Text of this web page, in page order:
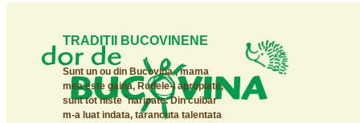
TRADITII BUCOVINENE
Sunt un ou din Bucovina , mama
mea este gaina, Rudele-i apropiate,
sunt tot niste `naripate. Din cuibar
m-a luat indata, tarancuta talentata